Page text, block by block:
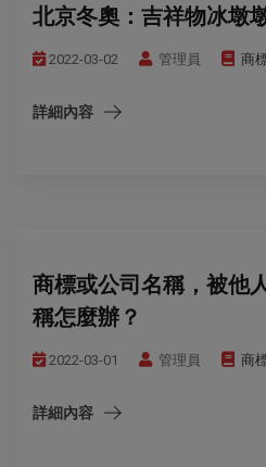
北京冬奧：吉祥物冰墩
2022-03-02 管理員 商
詳細內容
商標或公司名稱，被他
稱怎麼辦？
2022-03-01 管理員 商
詳細內容